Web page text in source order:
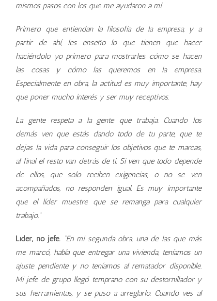
mismos pasos con los que me ayudaron a mí.
Primero que entiendan la filosofía de la empresa, y a
partir de ahí, les enseño lo que tienen que hacer
haciéndolo yo primero para mostrarles cómo se hacen
las cosas y cómo las queremos en la empresa.
Especialmente en obra, la actitud es muy importante, hay
que poner mucho interés y ser muy receptivos.
La gente respeta a la gente que trabaja. Cuando los
demás ven que estás dando todo de tu parte, que te
dejas la vida para conseguir los objetivos que te marcas,
al final el resto van detrás de ti. Si ven que todo depende
de ellos, que solo reciben exigencias, o no se ven
acompañados, no responden igual. Es muy importante
que el líder muestre que se remanga para cualquier
trabajo.”
Líder, no jefe. “En mi segunda obra, una de las que más
me marcó, había que entregar una vivienda, teníamos un
ajuste pendiente y no teníamos al rematador disponible.
Mi jefe de grupo llegó temprano con su destornillador y
sus herramientas, y se puso a arreglarlo. Cuando ves al